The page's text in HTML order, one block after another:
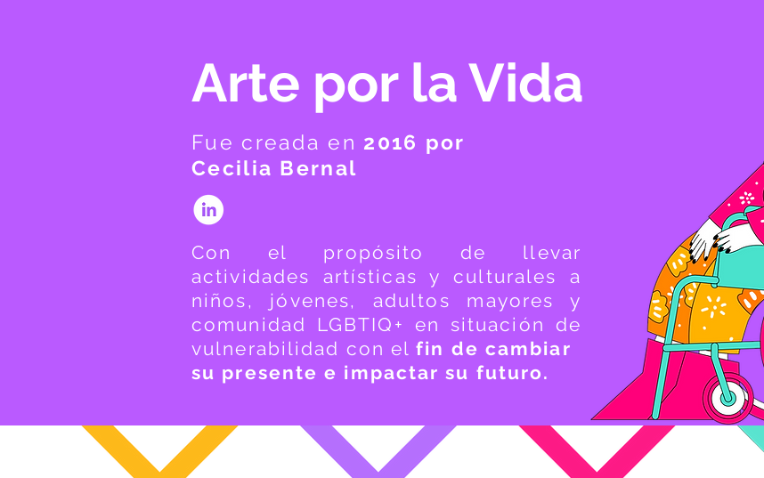
Arte por la Vida
Fue creada en 2016 por
Cecilia Bernal
Con el propósito de llevar
actividades artísticas y culturales a
niños, jóvenes, adultos mayores y
comunidad LGBTIQ+ en situación de
vulnerabilidad con elfin de cambiar
su presente e impactar su futuro.